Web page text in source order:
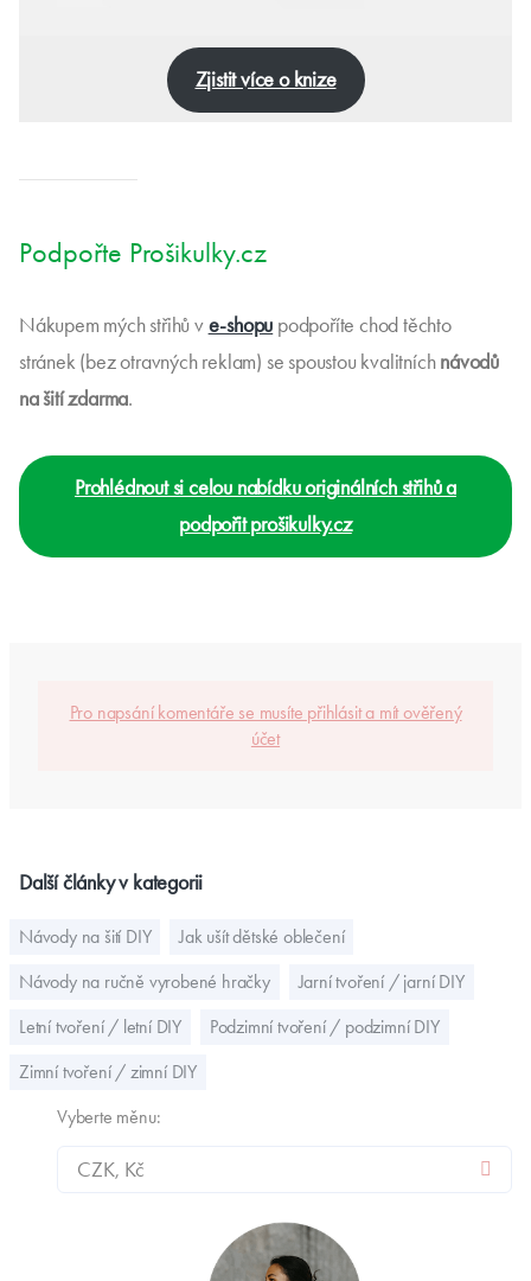
Zjistit více o knize
Podpořte Prošikulky.cz
Nákupem mých střihů ve-shopu podpoříte chod těchto
stránek (bez otravných reklam) se spoustou kvalitníchnávodů
na šití zdarma.
Prohlédnout si celou nabídku originálních střihů a
podpořit prošikulky.cz
Pro napsání komentáře se musíte přihlásit a mít ověřený
účet
Další články v kategorii
Návody na šití DIY
Jak ušít dětské oblečení
Návody na ručně vyrobené hračky
Jarní tvoření / jarní DIY
Letní tvoření / letní DIY
Podzimní tvoření / podzimní DIY
Zimní tvoření / zimní DIY
Vyberte měnu: